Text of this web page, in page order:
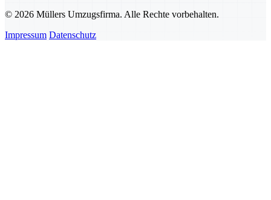
© 2026 Müllers Umzugsfirma. Alle Rechte vorbehalten.
Impressum Datenschutz